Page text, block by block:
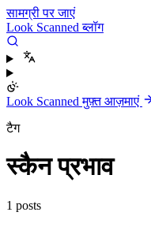
सामग्री पर जाएं
Look Scanned ब्लॉग
Look Scanned मुफ़्त आज़माएं
टैग
स्कैन प्रभाव
1 posts